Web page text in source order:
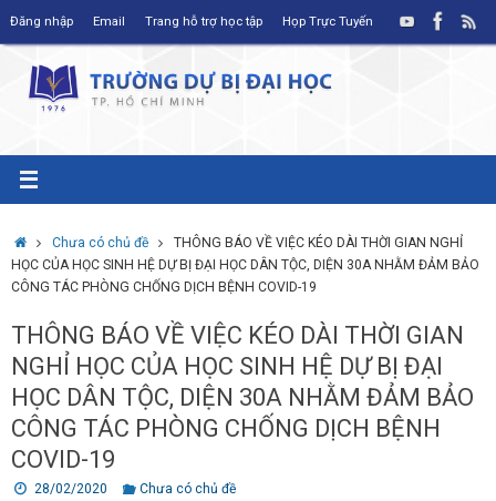
Đăng nhập Email Trang hỗ trợ học tập Họp Trực Tuyến
HomeChưa có chủ đề
THÔNG BÁO VỀ VIỆC KÉO DÀI THỜI GIAN NGHỈ
HỌC CỦA HỌC SINH HỆ DỰ BỊ ĐẠI HỌC DÂN TỘC, DIỆN 30A NHẰM ĐẢM BẢO
CÔNG TÁC PHÒNG CHỐNG DỊCH BỆNH COVID-19
THÔNG BÁO VỀ VIỆC KÉO DÀI THỜI GIAN
NGHỈ HỌC CỦA HỌC SINH HỆ DỰ BỊ ĐẠI
HỌC DÂN TỘC, DIỆN 30A NHẰM ĐẢM BẢO
CÔNG TÁC PHÒNG CHỐNG DỊCH BỆNH
COVID-19
28/02/2020 Chưa có chủ đề